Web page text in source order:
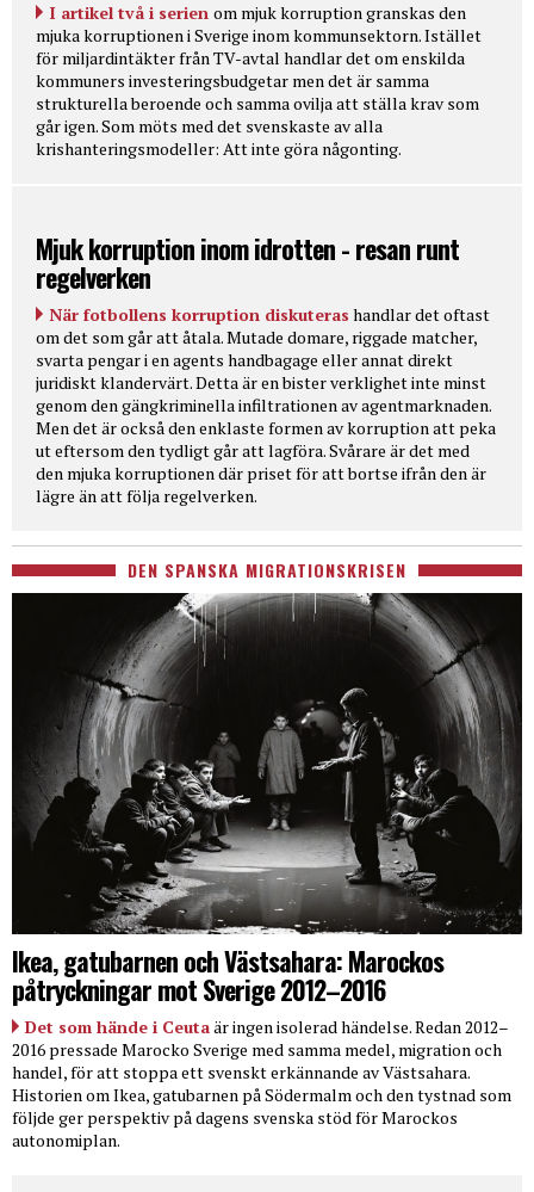
I artikel två i serien om mjuk korruption granskas den
mjuka korruptionen i Sverige inom kommunsektorn. Istället
för miljardintäkter från TV-avtal handlar det om enskilda
kommuners investeringsbudgetar men det är samma
strukturella beroende och samma ovilja att ställa krav som
går igen. Som möts med det svenskaste av alla
krishanteringsmodeller: Att inte göra någonting.
Mjuk korruption inom idrotten - resan runt
regelverken
När fotbollens korruption diskuteras handlar det oftast
om det som går att åtala. Mutade domare, riggade matcher,
svarta pengar i en agents handbagage eller annat direkt
juridiskt klandervärt. Detta är en bister verklighet inte minst
genom den gängkriminella infiltrationen av agentmarknaden.
Men det är också den enklaste formen av korruption att peka
ut eftersom den tydligt går att lagföra. Svårare är det med
den mjuka korruptionen där priset för att bortse ifrån den är
lägre än att följa regelverken.
DEN SPANSKA MIGRATIONSKRISEN
Ikea, gatubarnen och Västsahara: Marockos
påtryckningar mot Sverige 2012–2016
Det som hände i Ceutaär ingen isolerad händelse. Redan 2012–
2016 pressade Marocko Sverige med samma medel, migration och
handel, för att stoppa ett svenskt erkännande av Västsahara.
Historien om Ikea, gatubarnen på Södermalm och den tystnad som
följde ger perspektiv på dagens svenska stöd för Marockos
autonomiplan.